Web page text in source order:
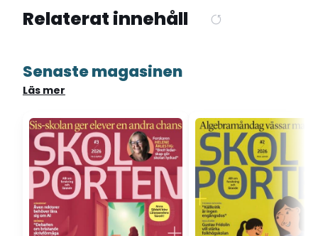
Relaterat innehåll
Senaste magasinen
Läs mer